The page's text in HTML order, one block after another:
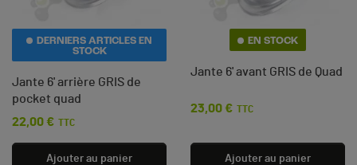
DERNIERS ARTICLES EN
STOCK
Jante 6' arrière GRIS de
pocket quad
Prix
22,00 € TTC
Ajouter au panier
EN STOCK
Jante 6' avant GRIS de Quad
Prix
23,00 € TTC
Ajouter au panier